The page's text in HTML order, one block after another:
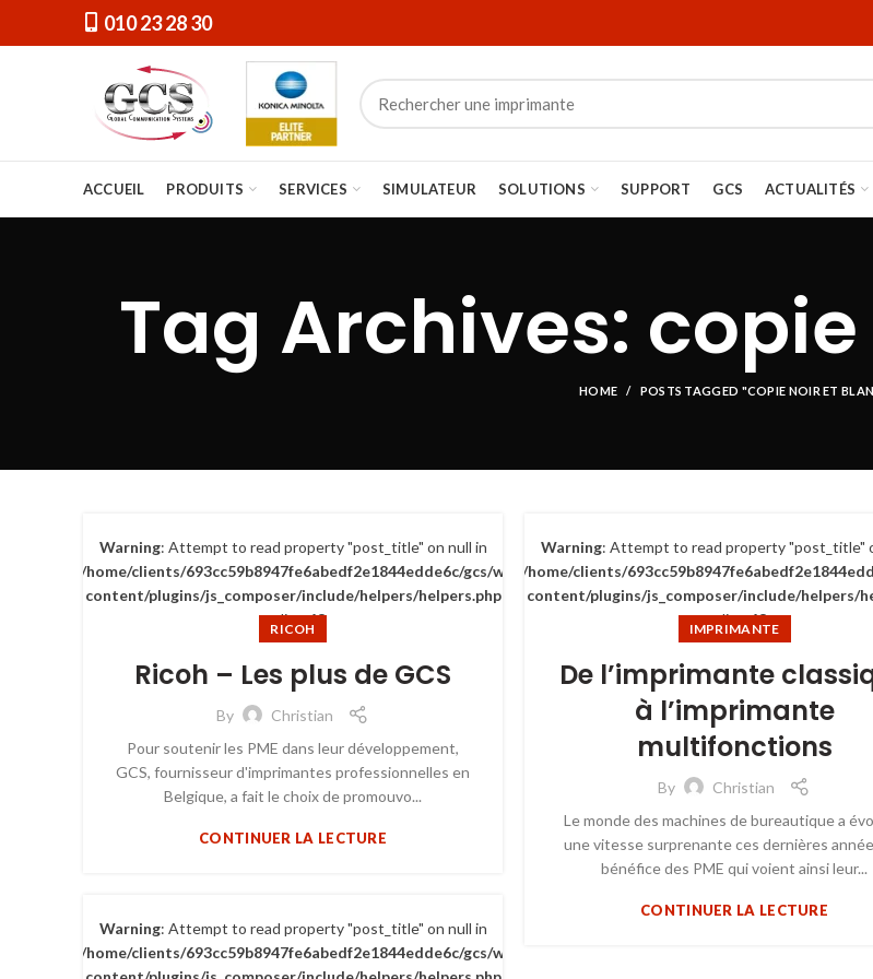
010 23 28 30
ACCUEIL PRODUITS SERVICES SIMULATEUR SOLUTIONS SUPPORT GCS ACTUALITÉS
Tag Archives:
HOME POSTS TAGGED "COPIE NOIR ET
Warning: Attempt to read property "post_title" on null in
/home/clients/693cc59b8947fe6abedf2e1844edde6c/gcs/wp-
content/plugins/js_composer/include/helpers/helpers.php
on line63
RICOH
Ricoh – Les plus de GCS
By
Christian
Pour soutenir les PME dans leur développement,
GCS, fournisseur d'imprimantes professionnelles en
Belgique, a fait le choix de promouvo...
CONTINUER LA LECTURE
Warning: Attempt to read property "post_title"
/home/clients/
content/plugins/js_composer/include/helpers/
on line63
IMPRIMANTE
De l’imprimante
à l’imprimante
multifonctions
By
Christian
Le monde des machines de bureautique a
une vitesse surprenante ces dernières
bénéfice des PME qui voient ainsi leur...
CONTINUER LA LECTURE
Warning: Attempt to read property "post_title" on null in
/home/clients/693cc59b8947fe6abedf2e1844edde6c/gcs/wp-